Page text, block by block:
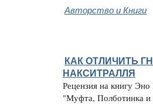
Авторство и Книги
КАК ОТЛИЧИТЬ
НАКСИТРАЛЛЯ
Рецензия на книгу Эно
"Муфта, Полботинка и